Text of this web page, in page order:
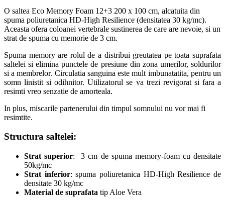
O saltea Eco Memory Foam 12+3 200 x 100 cm, alcatuita din
spuma poliuretanica HD-High Resilience (densitatea 30 kg/mc).
Aceasta ofera coloanei vertebrale sustinerea de care are nevoie, si un
strat de spuma cu memorie de 3 cm.
Spuma memory are rolul de a distribui greutatea pe toata suprafata
saltelei si elimina punctele de presiune din zona umerilor, soldurilor
si a membrelor. Circulatia sanguina este mult imbunatatita, pentru un
somn linistit si odihnitor. Utilizatorul se va trezi revigorat si fara a
resimti vreo senzatie de amorteala.
In plus, miscarile partenerului din timpul somnului nu vor mai fi
resimtite.
Structura saltelei:
Strat superior: 3 cm de spuma memory-foam cu densitate
50kg/mc
Strat inferior: spuma poliuretanica HD-High Resilience de
densitate 30 kg/mc
Material de suprafata tip Aloe Vera